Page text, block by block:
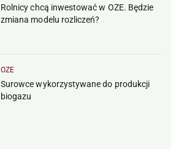
Rolnicy chcą inwestować w OZE. Będzie
zmiana modelu rozliczeń?
OZE
Surowce wykorzystywane do produkcji
biogazu